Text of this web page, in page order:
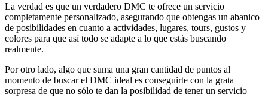
La verdad es que un verdadero DMC te ofrece un servicio
completamente personalizado, asegurando que obtengas un abanico
de posibilidades en cuanto a actividades, lugares, tours, gustos y
colores para que así todo se adapte a lo que estás buscando
realmente.
Por otro lado, algo que suma una gran cantidad de puntos al
momento de buscar el DMC ideal es conseguirte con la grata
sorpresa de que no sólo te dan la posibilidad de tener un servicio